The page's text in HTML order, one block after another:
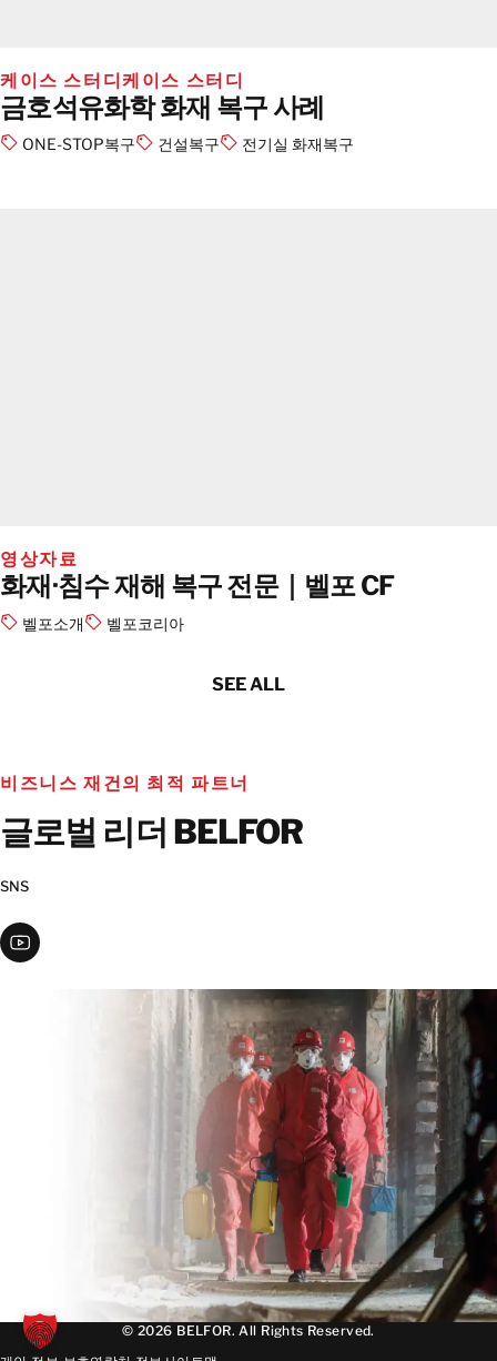
케이스 스터디케이스 스터디
금호석유화학 화재 복구 사례
ONE-STOP복구 건설복구 전기실 화재복구
영상자료
화재·침수 재해 복구 전문｜벨포 CF
벨포소개 벨포코리아
SEE ALL
비즈니스 재건의 최적 파트너
글로벌 리더 BELFOR
SNS
© 2026 BELFOR. All Rights Reserved.